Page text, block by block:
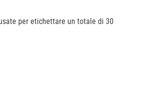
per etichettare un totale di 30